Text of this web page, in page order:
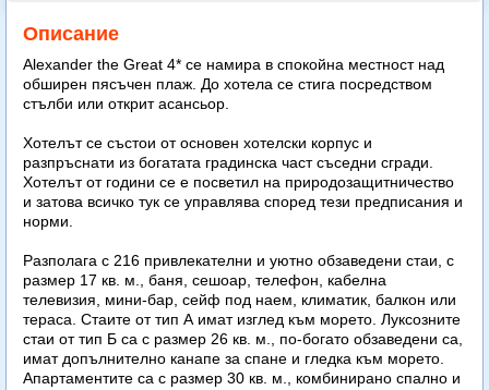
Описание
Alexander the Great 4* се намира в спокойна местност над
обширен пясъчен плаж. До хотела се стига посредством
стълби или открит асансьор.
Хотелът се състои от основен хотелски корпус и
разпръснати из богатата градинска част съседни сгради.
Хотелът от години се е посветил на природозащитничество
и затова всичко тук се управлява според тези предписания и
норми.
Разполага с 216 привлекателни и уютно обзаведени стаи, с
размер 17 кв. м., баня, сешоар, телефон, кабелна
телевизия, мини-бар, сейф под наем, климатик, балкон или
тераса. Стаите от тип А имат изглед към морето. Луксозните
стаи от тип Б са с размер 26 кв. м., по-богато обзаведени са,
имат допълнително канапе за спане и гледка към морето.
Апартаментите са с размер 30 кв. м., комбинирано спално и